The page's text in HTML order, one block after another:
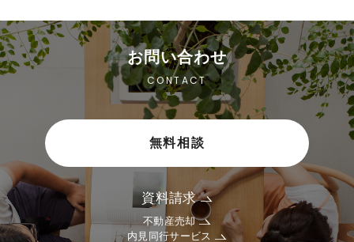
お問い合わせ
CONTACT
無料相談
資料請求
不動産売却
内見同行サービス